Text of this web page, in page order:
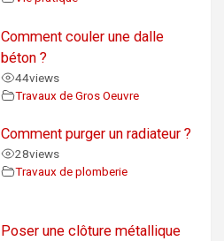
Comment couler une dalle
béton ?
44views
Travaux de Gros Oeuvre
Comment purger un radiateur ?
28views
Travaux de plomberie
Poser une clôture métallique